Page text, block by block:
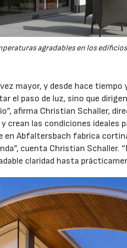
agradables en los
mayor, y desde hace
el paso de luz, sino que
afirma Christian Schaller,
crean las condiciones ideales
en Abfaltersbach fabrica
cuenta Christian Schaller.
claridad hasta